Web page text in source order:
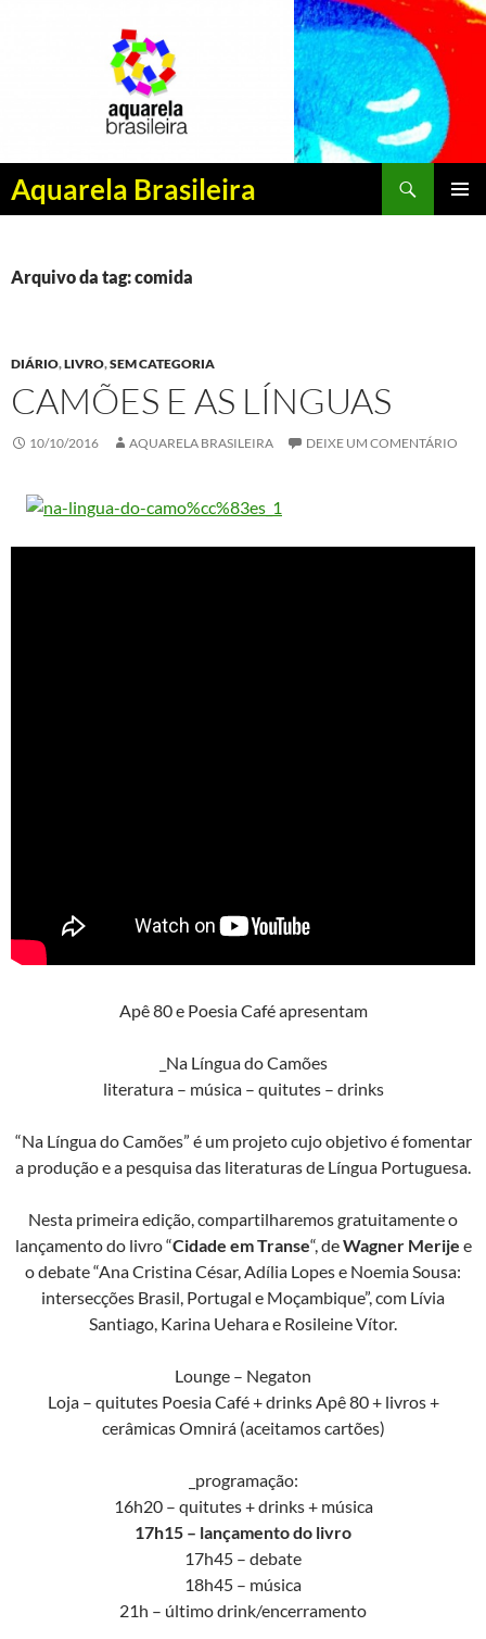
Aquarela Brasileira
Pesquisar
PULAR
CONTEÚDO
Arquivo da tag: comida
DIÁRIO,LIVRO,SEM CATEGORIA
CAMÕES E AS LÍNGUAS
10/10/2016 AQUARELA BRASILEIRA DEIXE UM COMENTÁRIO
Apê 80 e Poesia Café apresentam
_Na Língua do Camões
literatura – música – quitutes – drinks
“Na Língua do Camões” é um projeto cujo objetivo é fomentar
a produção e a pesquisa das literaturas de Língua Portuguesa.
Nesta primeira edição, compartilharemos gratuitamente o
lançamento do livro “Cidade em Transe“, deWagner Merije e
o debate “Ana Cristina César, Adília Lopes e Noemia Sousa:
intersecções Brasil, Portugal e Moçambique”, com Lívia
Santiago, Karina Uehara e Rosileine Vítor.
Lounge – Negaton
Loja – quitutes Poesia Café + drinks Apê 80 + livros +
cerâmicas Omnirá (aceitamos cartões)
_programação:
16h20 – quitutes + drinks + música
17h15 – lançamento do livro
17h45 – debate
18h45 – música
21h – último drink/encerramento